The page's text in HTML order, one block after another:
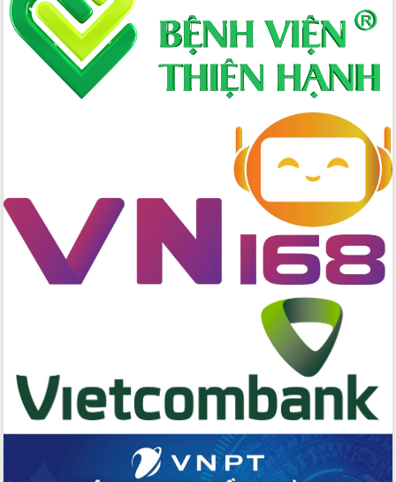
Tập trung giải phóng mặt bằng, đẩy
nhanh tiến độ Tuyến đường bộ ven
biển
Gỡ khó, khởi công xây dựng, sửa chữa
toàn bộ nhà ở cho hộ dân đúng tiến độ
các giải pháp nhằm thực hiện hiệu quả
các nhiệm vụ đề ra năm 2025
Phát huy vai trò của người có uy tín
trong phòng chống tảo hôn và hôn
nhân cận huyết thống
gian phát triển mới
Hội nghị chia sẻ kinh nghiệm, chuyển
giao kỹ thuật y tế, định hướng phát
triển chuyên sâu đến 2030
Chuyển đổi số mở ra không gian phát
triển trong lĩnh vực văn hóa, du lịch